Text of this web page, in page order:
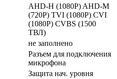
AHD-H (1080P) AHD-M
(720P) TVI (1080P) CVI
(1080P) CVBS (1500
ТВЛ)
не заполнено
Разъем для подключения
микрофона
Защита нач. уровня